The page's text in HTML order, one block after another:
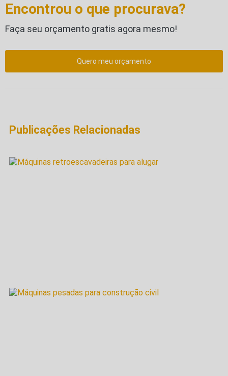
Encontrou o que procurava?
Faça seu orçamento gratis agora mesmo!
Quero meu orçamento
Publicações Relacionadas